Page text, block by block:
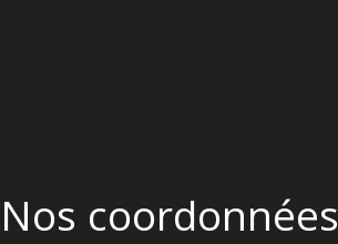
Nos coordonnées